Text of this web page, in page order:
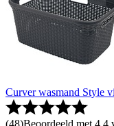
Curver wasmand Style
(48)Beoordeeld met 4.4